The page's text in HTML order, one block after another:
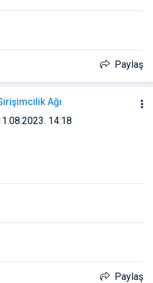
Paylaş
Ağı
14:18
Paylaş